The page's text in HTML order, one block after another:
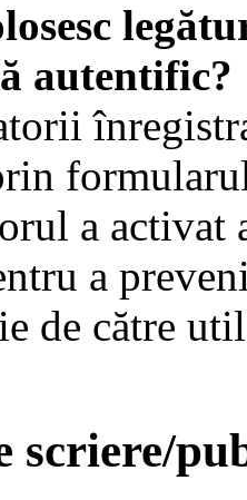
autentific?
a activat
a
de către
scriere/